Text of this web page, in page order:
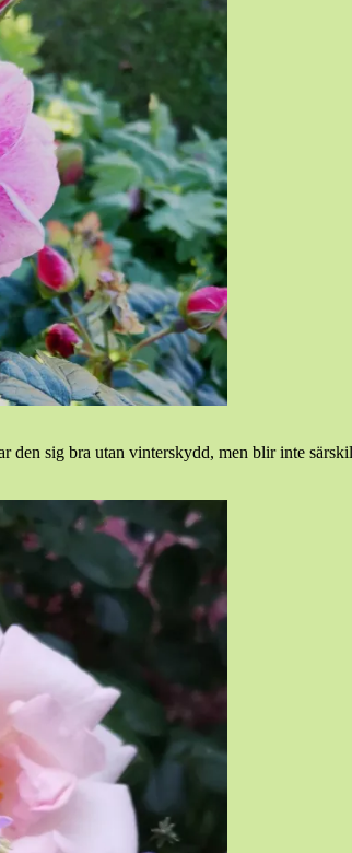
den sig bra utan vinterskydd, men blir inte